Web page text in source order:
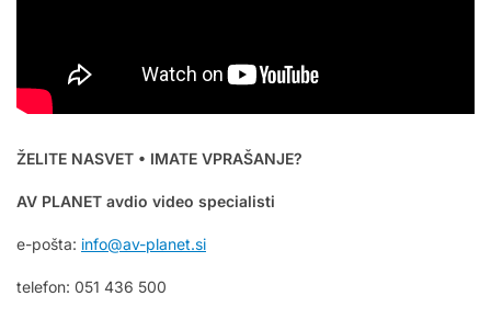
ŽELITE NASVET • IMATE VPRAŠANJE?
AV PLANET avdio video specialisti
e-pošta: info@av-planet.si
telefon: 051 436 500